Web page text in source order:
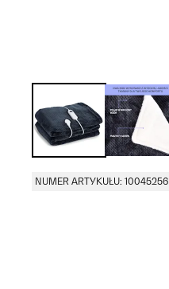
NUMER ARTYKUŁU: 10045256